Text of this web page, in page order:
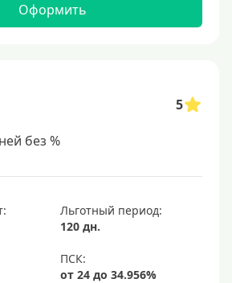
Оформить
5
без %
Льготный период:
120 дн.